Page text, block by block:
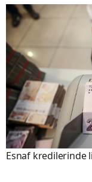
Esnaf kredilerinde